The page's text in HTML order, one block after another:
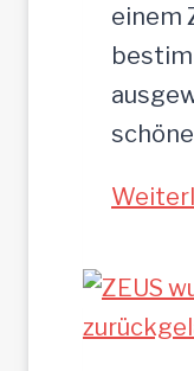
einem